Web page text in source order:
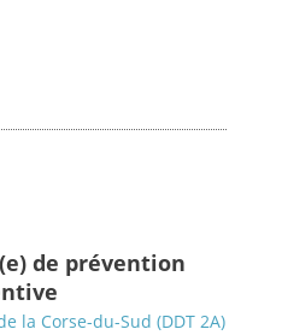
de prévention
la Corse-du-Sud (DDT 2A)